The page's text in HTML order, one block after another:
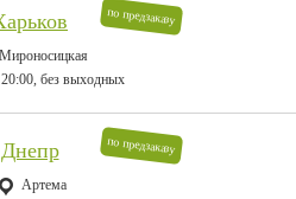
по предзаказу
Мироносицкая
без выходных
по предзаказу
Днепр
Артема